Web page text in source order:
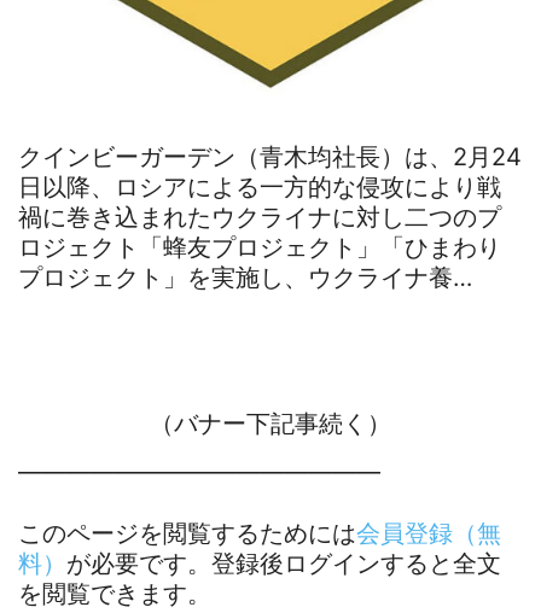
クインビーガーデン（青木均社長）は、2月24
日以降、ロシアによる一方的な侵攻により戦
禍に巻き込まれたウクライナに対し二つのプ
ロジェクト「蜂友プロジェクト」「ひまわり
プロジェクト」を実施し、ウクライナ養…
（バナー下記事続く）
―――――――――――――――
このページを閲覧するためには会員登録（無
料） が必要です。登録後ログインすると全文
を閲覧できます。